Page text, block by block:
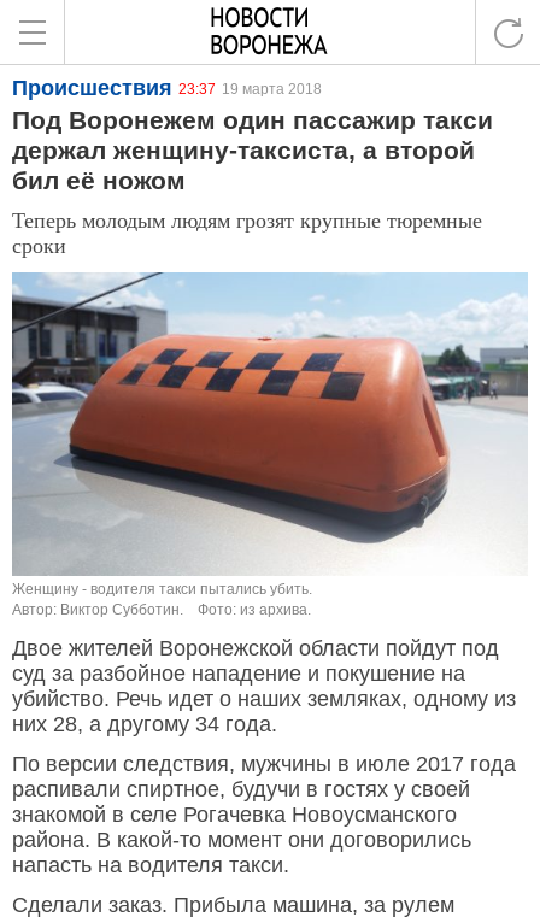
Происшествия 23:37 19 марта 2018
Под Воронежем один пассажир такси
держал женщину-таксиста, а второй
бил её ножом
Теперь молодым людям грозят крупные тюремные
сроки
Женщину - водителя такси пытались убить.
Автор: Виктор Субботин.
Фото: из архива.
Двое жителей Воронежской области пойдут под
суд за разбойное нападение и покушение на
убийство. Речь идет о наших земляках, одному из
них 28, а другому 34 года.
По версии следствия, мужчины в июле 2017 года
распивали спиртное, будучи в гостях у своей
знакомой в селе Рогачевка Новоусманского
района. В какой-то момент они договорились
напасть на водителя такси.
Сделали заказ. Прибыла машина, за рулем